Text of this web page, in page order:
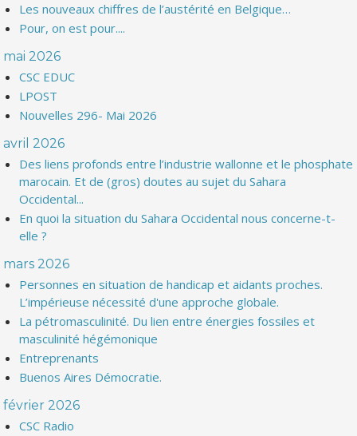
Les nouveaux chiffres de l’austérité en Belgique…
Pour, on est pour....
mai 2026
CSC EDUC
LPOST
Nouvelles 296- Mai 2026
avril 2026
Des liens profonds entre l’industrie wallonne et le phosphate
marocain. Et de (gros) doutes au sujet du Sahara
Occidental...
En quoi la situation du Sahara Occidental nous concerne-t-
elle ?
mars 2026
Personnes en situation de handicap et aidants proches.
L’impérieuse nécessité d'une approche globale.
La pétromasculinité. Du lien entre énergies fossiles et
masculinité hégémonique
Entreprenants
Buenos Aires Démocratie.
février 2026
CSC Radio